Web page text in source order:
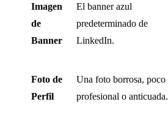
Imagen
de
Banner
El banner azul
predeterminado de
LinkedIn.
Foto de
Perfil
Una foto borrosa, poco
profesional o anticuada.